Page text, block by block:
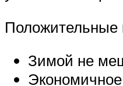
Зимой не